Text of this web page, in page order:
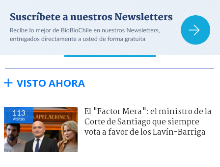
VISTO AHORA
113
visitas
El "Factor Mera": el ministro de la
Corte de Santiago que siempre
vota a favor de los Lavín-Barriga